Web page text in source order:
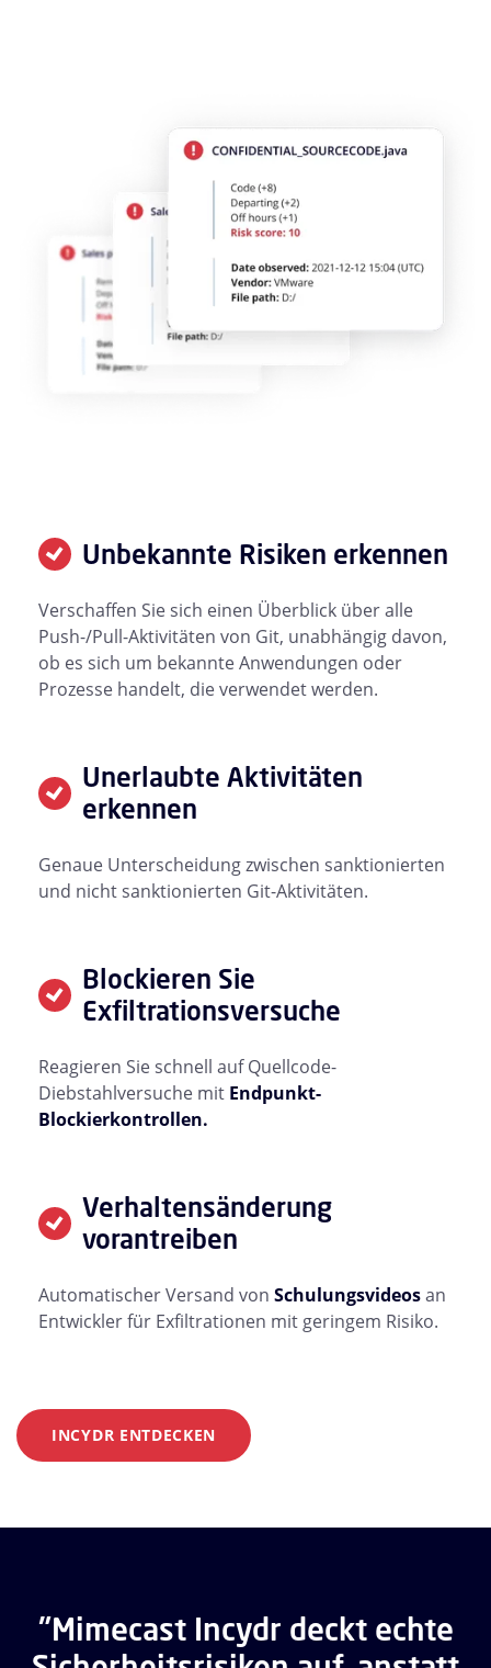
Unbekannte Risiken erkennen
Verschaffen Sie sich einen Überblick über alle
Push-/Pull-Aktivitäten von Git, unabhängig davon,
ob es sich um bekannte Anwendungen oder
Prozesse handelt, die verwendet werden.
Unerlaubte Aktivitäten
erkennen
Genaue Unterscheidung zwischen sanktionierten
und nicht sanktionierten Git-Aktivitäten.
Blockieren Sie
Exfiltrationsversuche
Reagieren Sie schnell auf Quellcode-
Diebstahlversuche mit Endpunkt-
Blockierkontrollen.
Verhaltensänderung
vorantreiben
Automatischer Versand von Schulungsvideosan
Entwickler für Exfiltrationen mit geringem Risiko.
INCYDR ENTDECKEN
"Mimecast Incydr deckt echte